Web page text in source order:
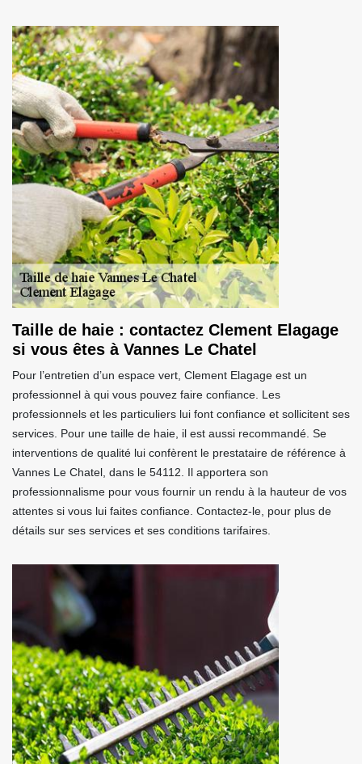
Taille de haie : contactez Clement Elagage
si vous êtes à Vannes Le Chatel
Pour l’entretien d’un espace vert, Clement Elagage est un
professionnel à qui vous pouvez faire confiance. Les
professionnels et les particuliers lui font confiance et sollicitent ses
services. Pour une taille de haie, il est aussi recommandé. Se
interventions de qualité lui confèrent le prestataire de référence à
Vannes Le Chatel, dans le 54112. Il apportera son
professionnalisme pour vous fournir un rendu à la hauteur de vos
attentes si vous lui faites confiance. Contactez-le, pour plus de
détails sur ses services et ses conditions tarifaires.